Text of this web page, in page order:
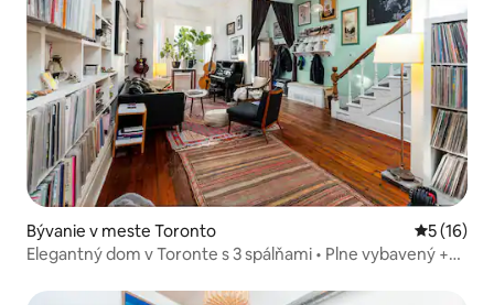
Bývanie v meste Toronto
5 (16)
Elegantný dom v Toronte s 3 spálňami • Plne vybavený +